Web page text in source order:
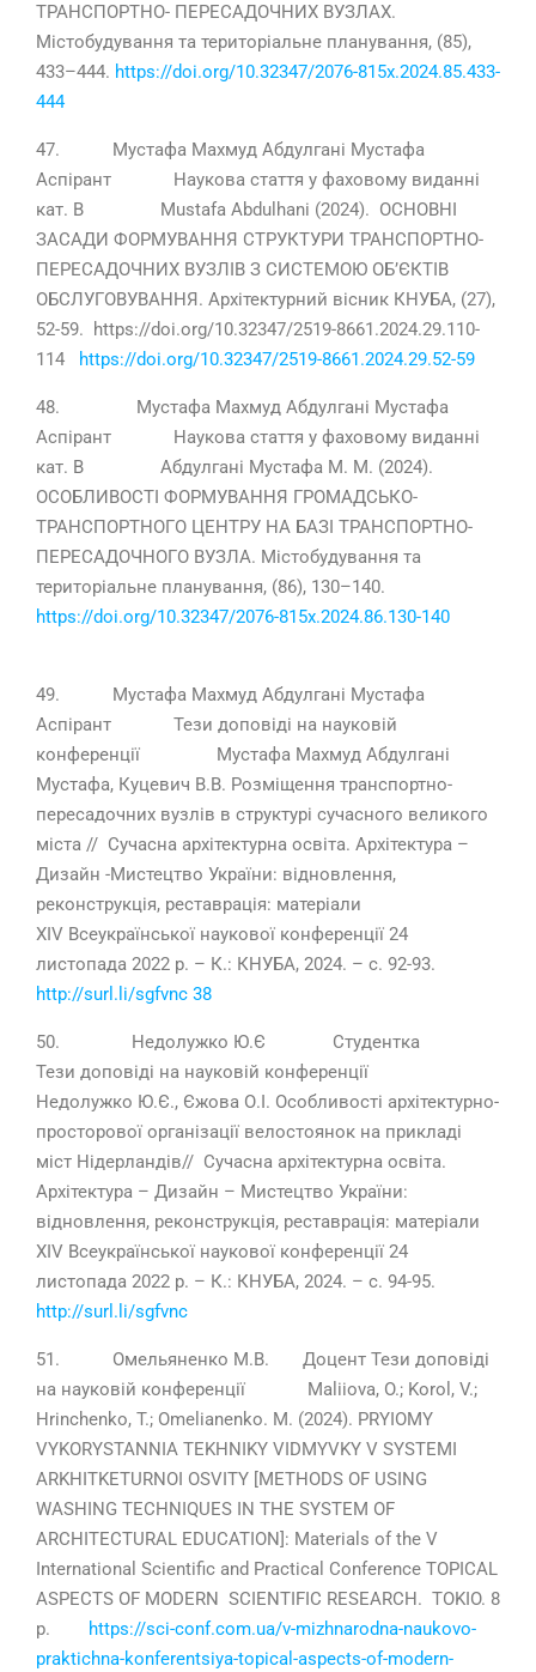
ТРАНСПОРТНО- ПЕРЕСАДОЧНИХ ВУЗЛАХ.
Містобудування та територіальне планування, (85),
433–444. https://doi.org/10.32347/2076-815x.2024.85.433-
444
47. Мустафа Махмуд Абдулгані Мустафа
Аспірант Наукова стаття у фаховому виданні
кат. В Mustafa Abdulhani (2024). ОСНОВНІ
ЗАСАДИ ФОРМУВАННЯ СТРУКТУРИ ТРАНСПОРТНО-
ПЕРЕСАДОЧНИХ ВУЗЛІВ З СИСТЕМОЮ ОБ’ЄКТІВ
ОБСЛУГОВУВАННЯ. Архітектурний вісник КНУБА, (27),
52-59. https://doi.org/10.32347/2519-8661.2024.29.110-
114
https://doi.org/10.32347/2519-8661.2024.29.52-59
48. Мустафа Махмуд Абдулгані Мустафа
Аспірант Наукова стаття у фаховому виданні
кат. В Абдулганi Мустафа М. М. (2024).
ОСОБЛИВОСТІ ФОРМУВАННЯ ГРОМАДСЬКО-
ТРАНСПОРТНОГО ЦЕНТРУ НА БАЗІ ТРАНСПОРТНО-
ПЕРЕСАДОЧНОГО ВУЗЛА. Містобудування та
територіальне планування, (86), 130–140.
https://doi.org/10.32347/2076-815x.2024.86.130-140
49. Мустафа Махмуд Абдулгані Мустафа
Аспірант Тези доповіді на науковій
конференції Мустафа Махмуд Абдулгані
Мустафа, Куцевич В.В. Розміщення транспортно-
пересадочних вузлів в структурі сучасного великого
міста // Сучасна архітектурна освіта. Архітектура –
Дизайн -Мистецтво України: відновлення,
реконструкція, реставрація: матеріали
ХІV Всеукраїнської наукової конференції 24
листопада 2022 р. – К.: КНУБА, 2024. – с. 92-93.
http://surl.li/sgfvnc 38
50. Недолужко Ю.Є Студентка
Тези доповіді на науковій конференції
Недолужко Ю.Є., Єжова О.І. Особливості архітектурно-
просторової організації велостоянок на прикладі
міст Нідерландів// Сучасна архітектурна освіта.
Архітектура – Дизайн – Мистецтво України:
відновлення, реконструкція, реставрація: матеріали
ХІV Всеукраїнської наукової конференції 24
листопада 2022 р. – К.: КНУБА, 2024. – с. 94-95.
http://surl.li/sgfvnc
51. Омельяненко М.В. Доцент Тези доповіді
на науковій конференції Maliiova, O.; Korol, V.;
Hrinchenko, T.; Omelianenko. M. (2024). PRYIOMY
VYKORYSTANNIA TEKHNIKY VIDMYVKY V SYSTEMI
ARKHITKETURNOI OSVITY [METHODS OF USING
WASHING TECHNIQUES IN THE SYSTEM OF
ARCHITECTURAL EDUCATION]: Materials of the V
International Scientific and Practical Conference TOPICAL
ASPECTS OF MODERN SCIENTIFIC RESEARCH. TOKIO. 8
p.
https://sci-conf.com.ua/v-mizhnarodna-naukovo-
praktichna-konferentsiya-topical-aspects-of-modern-